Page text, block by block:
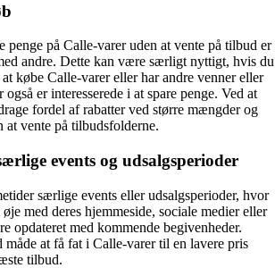
penge på Calle-varer uden at vente på tilbud er
andre. Dette kan være særligt nyttigt, hvis du
købe Calle-varer eller har andre venner eller
er interesserede i at spare penge. Ved at
fordel af rabatter ved større mængder og
at vente på tilbudsfolderne.
events og udsalgsperioder
særlige events eller udsalgsperioder, hvor
med deres hjemmeside, sociale medier eller
opdateret med kommende begivenheder.
at få fat i Calle-varer til en lavere pris
tilbud.